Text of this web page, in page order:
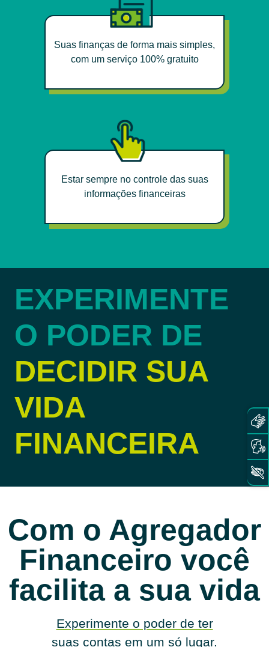
Suas finanças de forma mais simples,
com um serviço 100% gratuito
Estar sempre no controle das suas
informações financeiras
EXPERIMENTE
O PODER DE
DECIDIR SUA
VIDA
FINANCEIRA
Com o Agregador
Financeiro você
facilita a sua vida
Experimente o poder de ter
suas contas em um só lugar.